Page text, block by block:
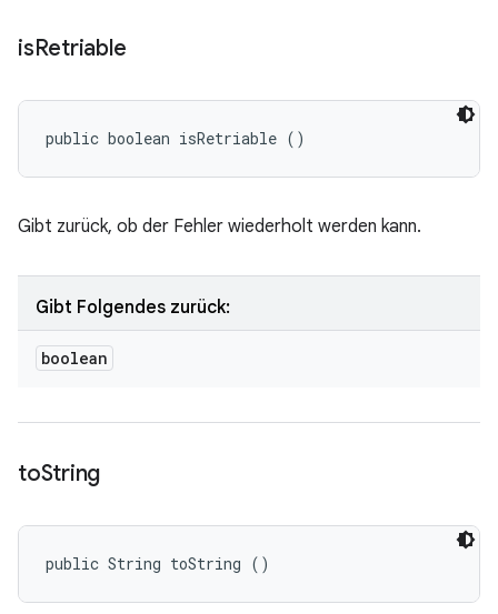
isRetriable
public boolean isRetriable ()
Gibt zurück, ob der Fehler wiederholt werden kann.
Gibt Folgendes zurück:
boolean
toString
public String toString ()